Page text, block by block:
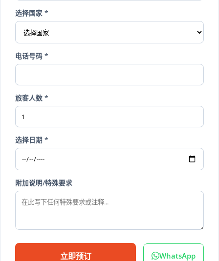
选择国家 *
电话号码 *
旅客人数 *
选择日期 *
附加说明/特殊要求
立即预订 WhatsApp